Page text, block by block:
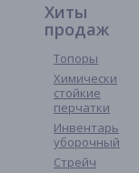
Хиты
продаж
Топоры
Химически
стойкие
перчатки
Инвентарь
уборочный
Стрейч